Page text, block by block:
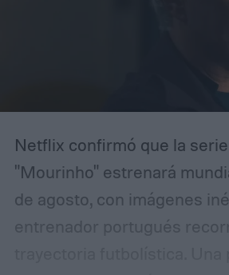
Netflix confirmó que la
"Mourinho" estrenará
de agosto, con imágenes
entrenador portugués